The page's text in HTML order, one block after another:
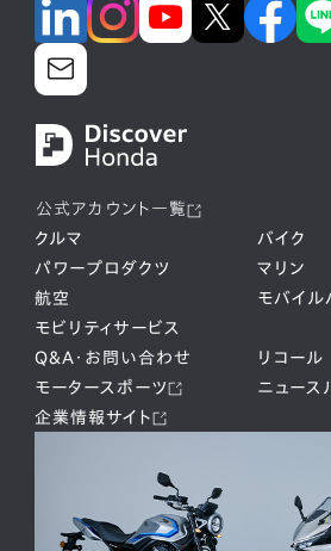
公式アカウント一覧
クルマ
バイク
パワープロダクツ
マリン
航空
モバイル
モビリティサービス
Q&A・お問い合わせ
リコール
モータースポーツ
ニュース
企業情報サイト